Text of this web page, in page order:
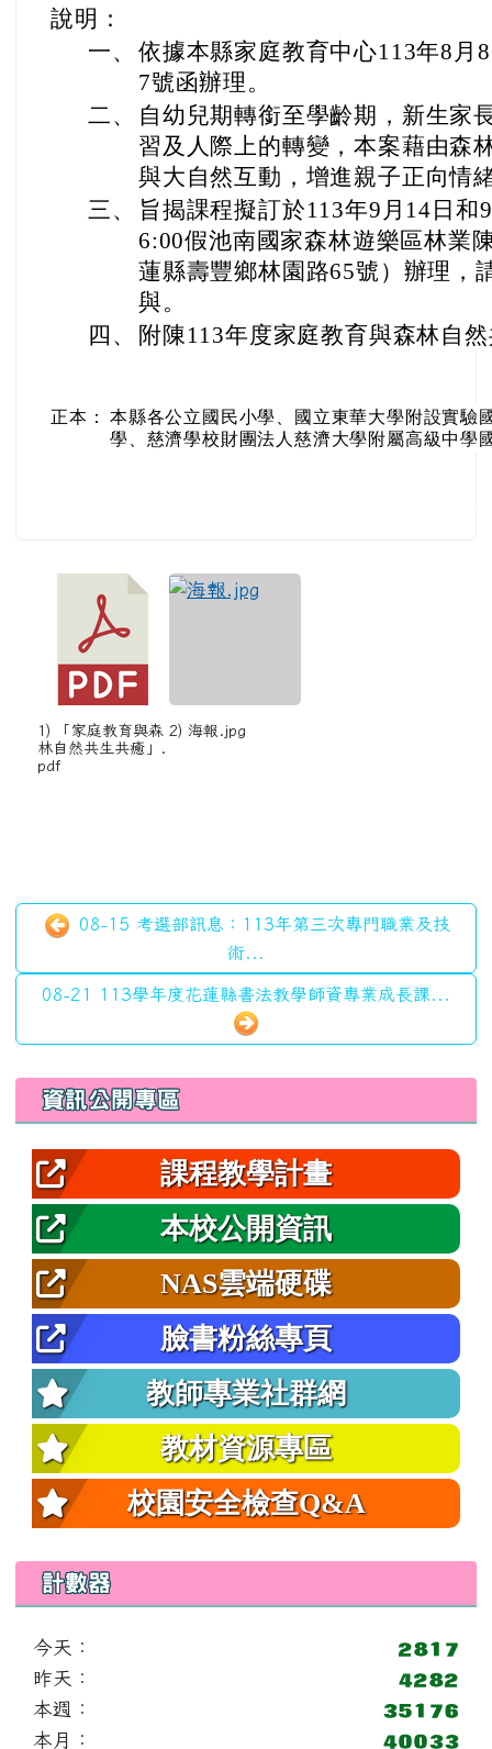
說明：
一、 依據本縣家庭教育中心113年8月
7號函辦理。
二、
自幼兒期轉銜至學齡期，新生家
習及人際上的轉變，本案藉由森
與大自然互動，增進親子正向情
三、
旨揭課程擬訂於113年9月14日和
6:00假池南國家森林遊樂區林業
蓮縣壽豐鄉林園路65號）辦理，
與。
四、
附陳113年度家庭教育與森林自
正本：
本縣各公立國民小學、國立東華大學附設實驗
學、慈濟學校財團法人慈濟大學附屬高級中學
1) 「家庭教育與森
林自然共生共癒」.
pdf
2) 海報.jpg
08-15 考選部訊息：113年第三次專門職業及技
術...
08-21 113學年度花蓮縣書法教學師資專業成長課...
左邊區域內容
資訊公開專區
課程教學計畫
本校公開資訊
NAS雲端硬碟
臉書粉絲專頁
教師專業社群網
教材資源專區
校園安全檢查Q&A
計數器
今天：
昨天：
本週：
本月：